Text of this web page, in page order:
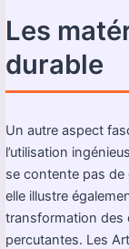
Les
durable
Un autre aspect
l’utilisation
se contente pas de
elle illustre
transformation des
percutantes. Les